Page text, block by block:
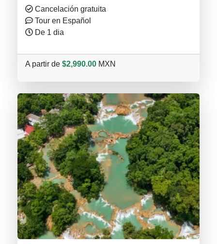
Cancelación gratuita
Tour en Español
De 1 dia
A partir de $2,990.00 MXN